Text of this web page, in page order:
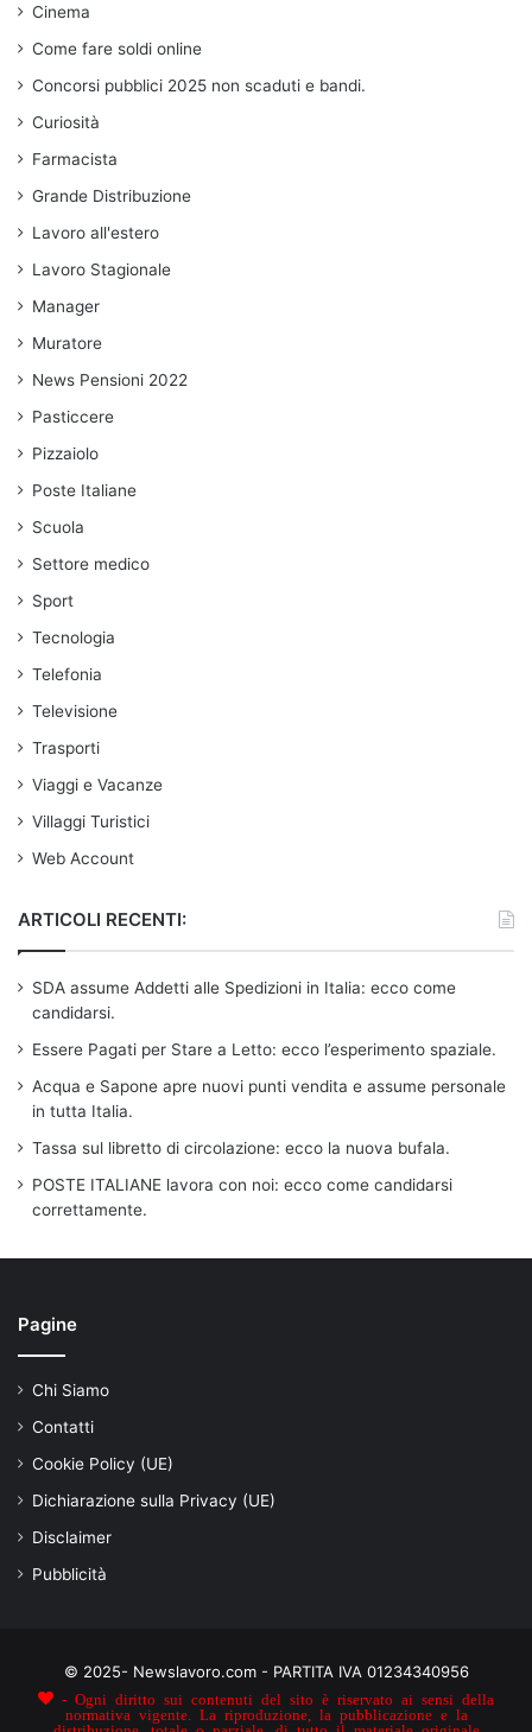
Cinema
Come fare soldi online
Concorsi pubblici 2025 non scaduti e bandi.
Curiosità
Farmacista
Grande Distribuzione
Lavoro all'estero
Lavoro Stagionale
Manager
Muratore
News Pensioni 2022
Pasticcere
Pizzaiolo
Poste Italiane
Scuola
Settore medico
Sport
Tecnologia
Telefonia
Televisione
Trasporti
Viaggi e Vacanze
Villaggi Turistici
Web Account
ARTICOLI RECENTI:
SDA assume Addetti alle Spedizioni in Italia: ecco come
candidarsi.
Essere Pagati per Stare a Letto: ecco l’esperimento spaziale.
Acqua e Sapone apre nuovi punti vendita e assume personale
in tutta Italia.
Tassa sul libretto di circolazione: ecco la nuova bufala.
POSTE ITALIANE lavora con noi: ecco come candidarsi
correttamente.
Pagine
Chi Siamo
Contatti
Cookie Policy (UE)
Dichiarazione sulla Privacy (UE)
Disclaimer
Pubblicità
© 2025- Newslavoro.com - PARTITA IVA 01234340956
- Ogni diritto sui contenuti del sito è riservato ai sensi della
normativa vigente. La riproduzione, la pubblicazione e la
distribuzione, totale o parziale, di tutto il materiale originale